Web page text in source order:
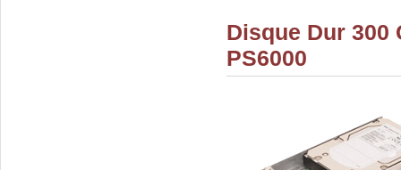
Disque Dur 300
PS6000